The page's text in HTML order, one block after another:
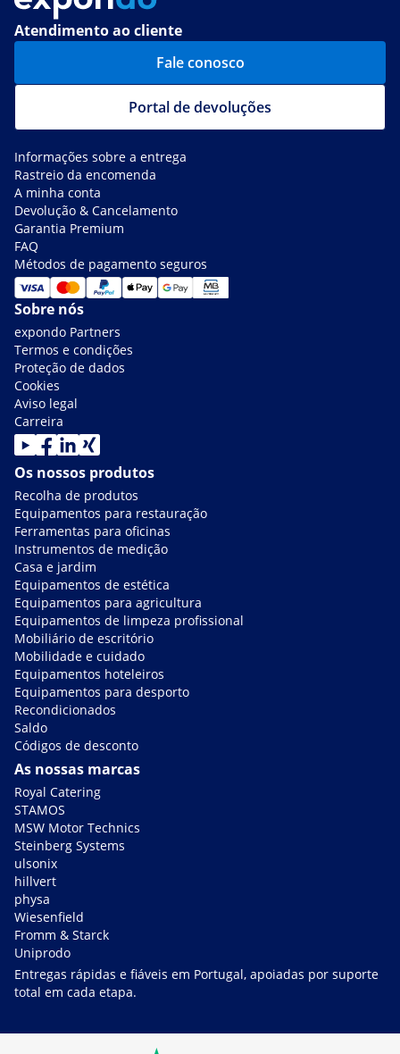
Atendimento ao cliente
Fale conosco
Portal de devoluções
Informações sobre a entrega
Rastreio da encomenda
A minha conta
Devolução & Cancelamento
Garantia Premium
FAQ
Métodos de pagamento seguros
Sobre nós
expondo Partners
Termos e condições
Proteção de dados
Cookies
Aviso legal
Carreira
Os nossos produtos
Recolha de produtos
Equipamentos para restauração
Ferramentas para oficinas
Instrumentos de medição
Casa e jardim
Equipamentos de estética
Equipamentos para agricultura
Equipamentos de limpeza profissional
Mobiliário de escritório
Mobilidade e cuidado
Equipamentos hoteleiros
Equipamentos para desporto
Recondicionados
Saldo
Códigos de desconto
As nossas marcas
Royal Catering
STAMOS
MSW Motor Technics
Steinberg Systems
ulsonix
hillvert
physa
Wiesenfield
Fromm & Starck
Uniprodo
Entregas rápidas e fiáveis em Portugal, apoiadas por suporte
total em cada etapa.